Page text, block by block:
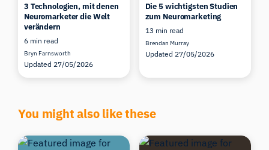
3 Technologien, mit denen
Neuromarketer die Welt
verändern
6 min read
Bryn Farnsworth
Updated 27/05/2026
Die 5 wichtigsten Studien
zum Neuromarketing
13 min read
Brendan Murray
Updated 27/05/2026
You might also like these